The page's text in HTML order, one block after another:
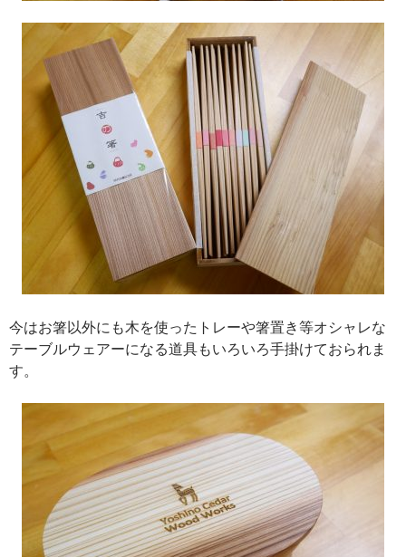
今はお箸以外にも木を使ったトレーや箸置き等オシャレな
テーブルウェアーになる道具もいろいろ手掛けておられま
す。